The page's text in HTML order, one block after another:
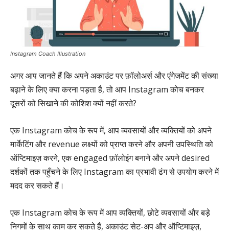
Instagram Coach Illustration
अगर आप जानते हैं कि अपने अकाउंट पर फ़ॉलोअर्स और एंगेजमेंट की संख्या
बढ़ाने के लिए क्या करना पड़ता है, तो आप Instagram कोच बनकर
दूसरों को सिखाने की कोशिश क्यों नहीं करते?
एक Instagram कोच के रूप में, आप व्यवसायों और व्यक्तियों को अपने
मार्केटिंग और revenue लक्ष्यों को प्राप्त करने और अपनी उपस्थिति को
ऑप्टिमाइज़ करने, एक engaged फ़ॉलोइंग बनाने और अपने desired
दर्शकों तक पहुँचने के लिए Instagram का प्रभावी ढंग से उपयोग करने में
मदद कर सकते हैं।
एक Instagram कोच के रूप में आप व्यक्तियों, छोटे व्यवसायों और बड़े
निगमों के साथ काम कर सकते हैं, अकाउंट सेट-अप और ऑप्टिमाइज़,